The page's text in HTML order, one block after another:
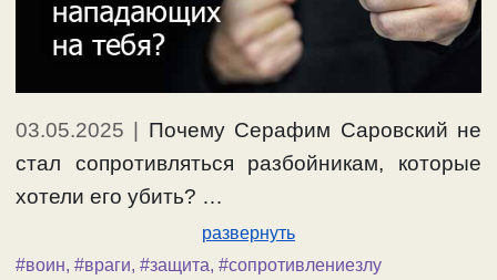
03.05.2025 | Почему Серафим Саровский не
стал сопротивляться разбойникам, которые
хотели его убить? …
развернуть
#воин, #враги, #защита, #сопротивлениезлу